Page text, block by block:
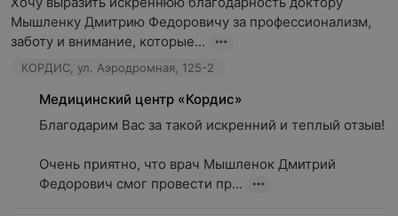
Мышленку Дмитрию Федоровичу за профессионализм,
заботу и внимание, которые...
КОРДИС, ул. Аэродромная, 125-2
Медицинский центр «Кордис»
Благодарим Вас за такой искренний и теплый отзыв!
Очень приятно, что врач Мышленок Дмитрий
Федорович смог провести пр...